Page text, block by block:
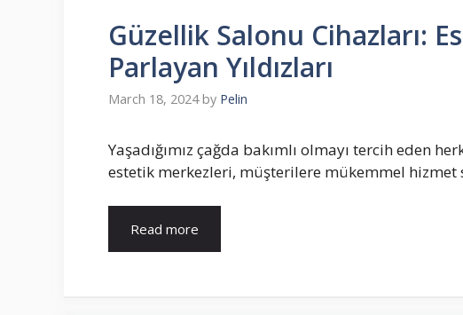
Güzellik Salonu Cihazları:
Parlayan Yıldızları
March 18, 2024 by Pelin
Yaşadığımız çağda bakımlı olmayı tercih eden
estetik merkezleri, müşterilere mükemmel
Read more